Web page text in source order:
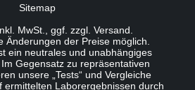
Sitemap
MwSt., ggf. zzgl. Versand.
Änderungen der Preise möglich.
ein neutrales und unabhängiges
Gegensatz zu repräsentativen
unsere „Tests“ und Vergleiche
ermittelten Laborergebnissen durch